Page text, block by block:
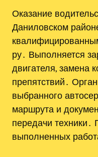
Оказание
Даниловском
ру․ Выполняется
двигателя, замена
препятствий․
выбранного
маршрута и
передачи техники․
выполненных